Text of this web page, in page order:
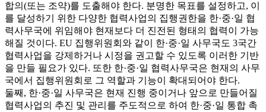
합의(또는 조약)를 도출해야 한다. 분명한 목표를 설정하고, 이
를 달성하기 위한 다양한 협력사업의 집행권한을 한·중·일 협
력사무국에 위임해야 현재보다 더 진전된 형태의 협력이 가능
해질 것이다. EU 집행위원회와 같이 한·중·일 사무국도 3국간
협력사업을 강제하거나 시정을 권고할 수 있도록 이러한 기반
을 만들 필요가 있다. 또한 한·중·일 협력사무국은 현재의 사무
국에서 집행위원회로 그 역할과 기능이 확대되어야 한다.
둘째, 한·중·일 사무국은 현재 진행 중이거나 앞으로 만들어질
협력사업의 추진 및 관리를 주도적으로 하여 한·중·일 통합 촉